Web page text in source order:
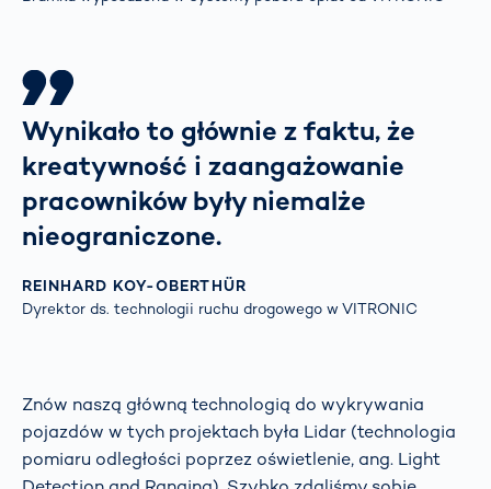
Wynikało to głównie z faktu, że
kreatywność i zaangażowanie
pracowników były niemalże
nieograniczone.
REINHARD KOY-OBERTHÜR
Dyrektor ds. technologii ruchu drogowego w VITRONIC
Znów naszą główną technologią do wykrywania
pojazdów w tych projektach była Lidar (technologia
pomiaru odległości poprzez oświetlenie, ang. Light